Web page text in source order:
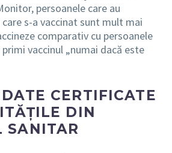
persoanele care au
s-a vaccinat sunt mult mai
comparativ cu persoanele
primi vaccinul „numai dacă este
CERTIFICATE
DIN
SANITAR